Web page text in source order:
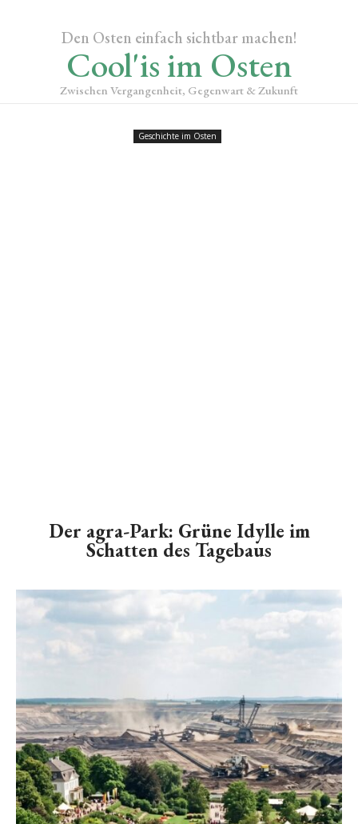
Den Osten einfach sichtbar machen!
Cool'is im Osten
Zwischen Vergangenheit, Gegenwart & Zukunft
Geschichte im Osten
Der agra-Park: Grüne Idylle im
Schatten des Tagebaus